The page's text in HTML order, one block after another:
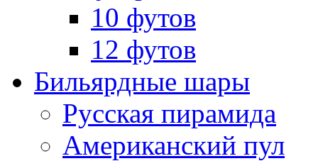
10 футов
12 футов
Бильярдные шары
Русская пирамида
Американский пул